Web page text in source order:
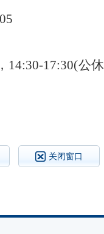
， 14:30-17:30(公
关闭窗口